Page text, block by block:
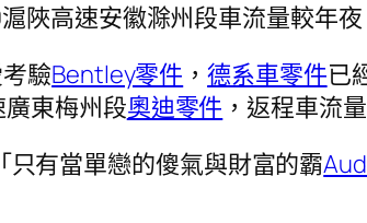
陜高速安徽滁州段車流量較年
驗Bentley零件 ，德系車零件已
東梅州段奧迪零件 ，返程車流
只有當單戀的傻氣與財富的霸